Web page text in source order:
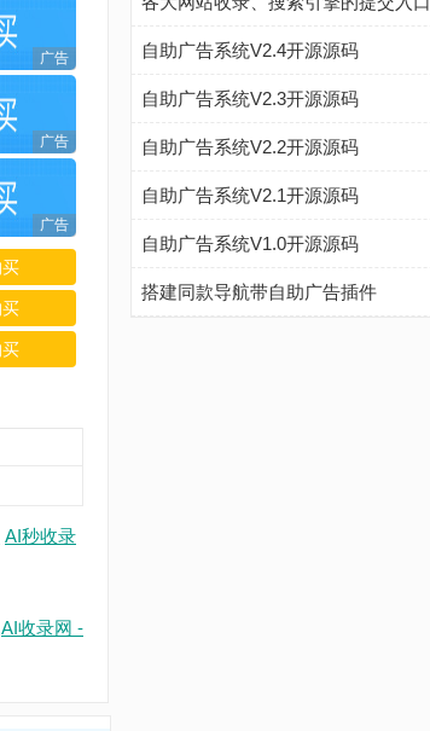
AI秒收录
收录网 -
自助广告系统V2.4开源源码
自助广告系统V2.3开源源码
自助广告系统V2.2开源源码
自助广告系统V2.1开源源码
自助广告系统V1.0开源源码
搭建同款导航带自助广告插件